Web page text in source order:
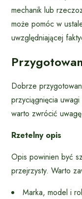
mechanik lub
może pomóc w
uwzględniającej
Dobrze
przyciągnięcia
warto zwrócić
Rzetelny opis
Opis powinien być
przejrzysty. Warto
Marka, model i